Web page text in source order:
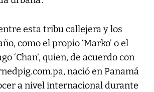
esta tribu callejera y los
como el propio ‘Marko’ o el
‘Chan’, quien, de acuerdo con
nació en Panamá
a nivel internacional durante